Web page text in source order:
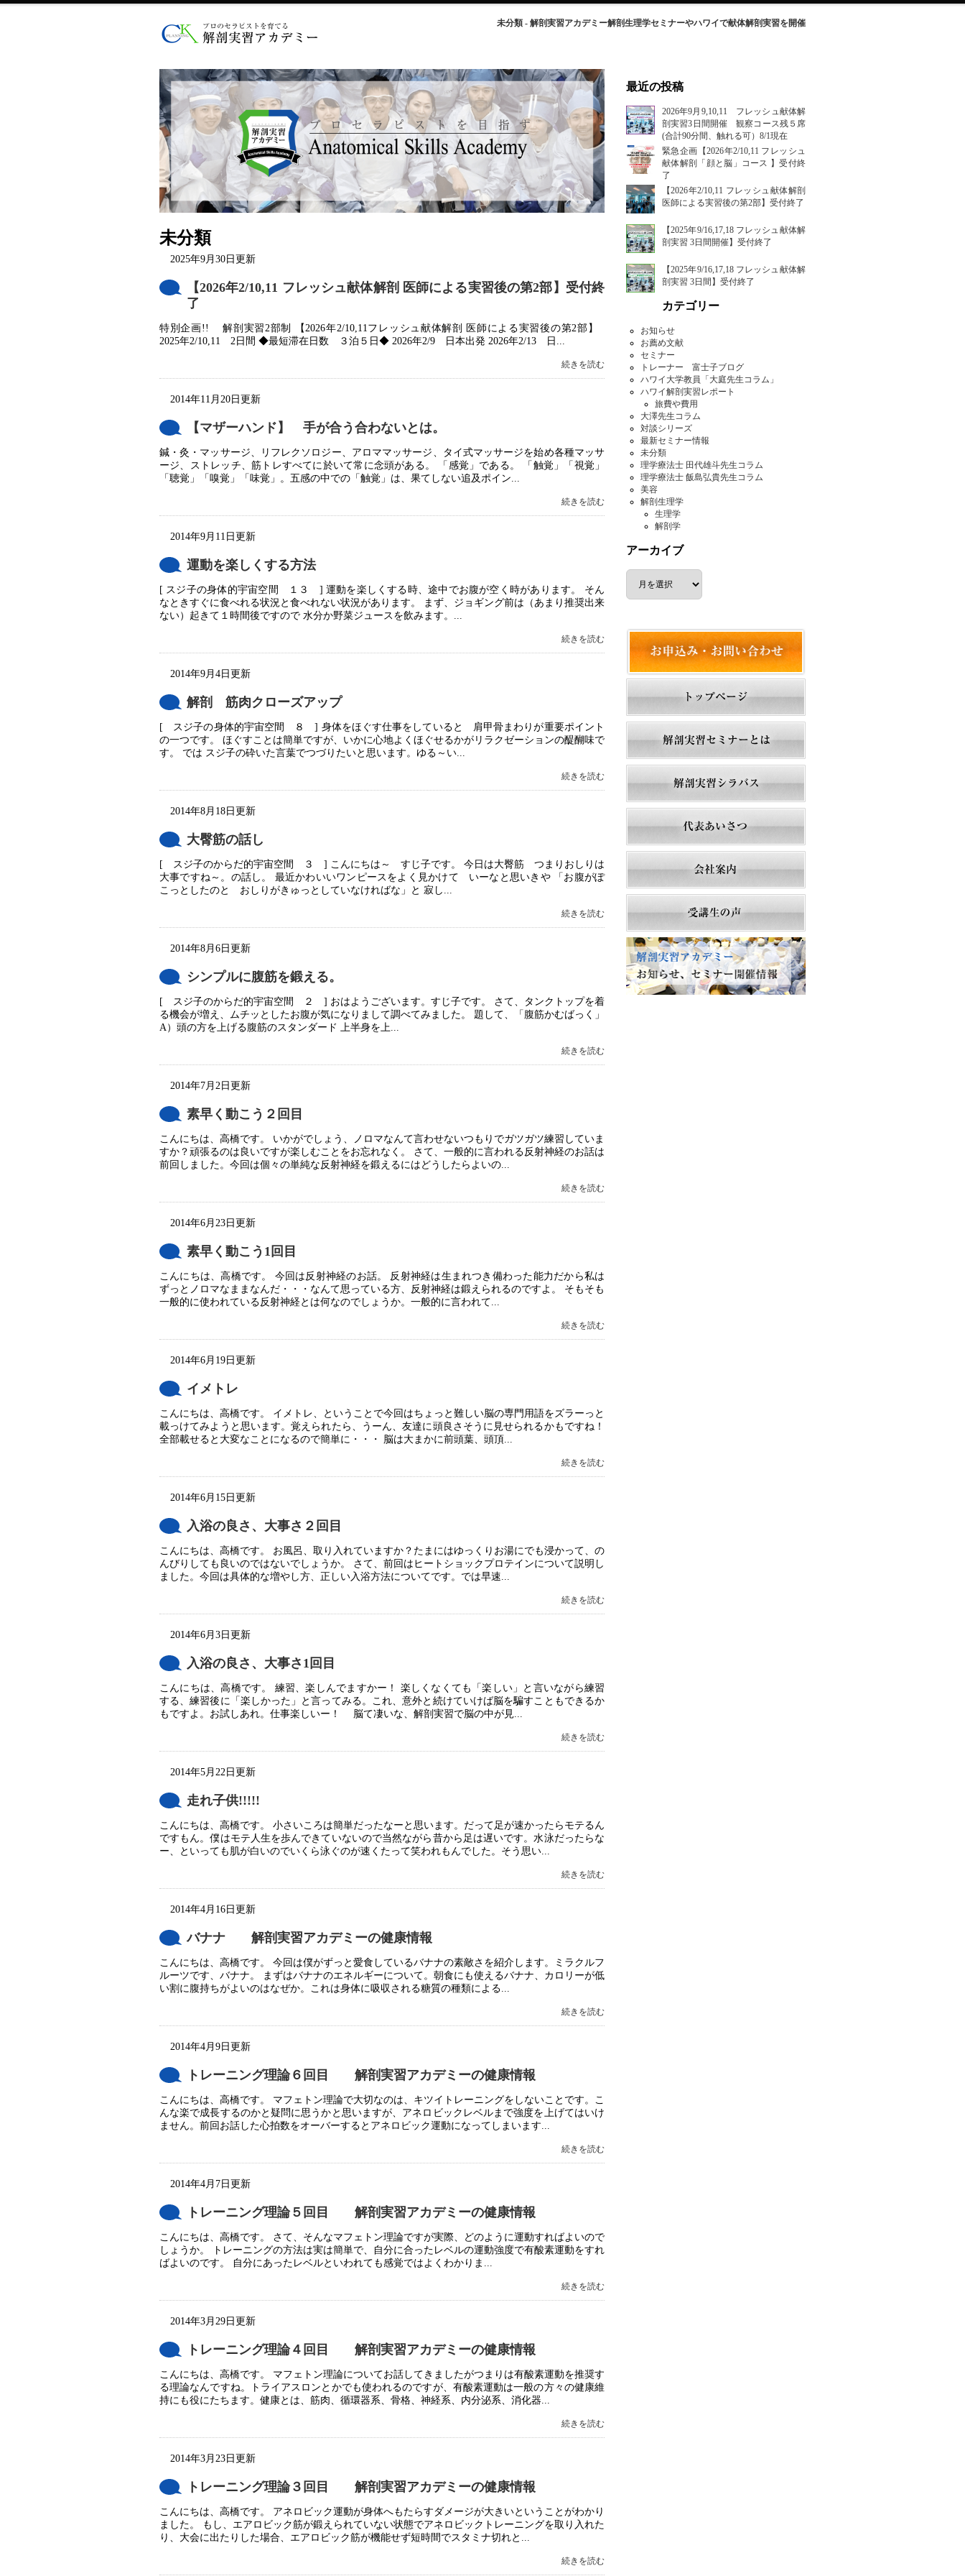
未分類 - 解剖実習アカデミー解剖生理学セミナーやハワイで献体解剖実習を開催
未分類
2025年9月30日更新
【2026年2/10,11 フレッシュ献体解剖 医師による実習後の第2部】受付終
了
特別企画!! 解剖実習2部制 【2026年2/10,11フレッシュ献体解剖 医師による実習後の第2部】
2025年2/10,11 2日間 ◆最短滞在日数 ３泊５日◆ 2026年2/9 日本出発 2026年2/13 日...
続きを読む
2014年11月20日更新
【マザーハンド】 手が合う合わないとは。
鍼・灸・マッサージ、リフレクソロジー、アロママッサージ、タイ式マッサージを始め各種マッサ
ージ、ストレッチ、筋トレすべてに於いて常に念頭がある。 「感覚」である。 「触覚」「視覚」
「聴覚」「嗅覚」「味覚」。五感の中での「触覚」は、果てしない追及ポイン...
続きを読む
2014年9月11日更新
運動を楽しくする方法
[ スジ子の身体的宇宙空間 １３ ] 運動を楽しくする時、途中でお腹が空く時があります。 そん
なときすぐに食べれる状況と食べれない状況があります。 まず、ジョギング前は（あまり推奨出来
ない）起きて１時間後ですので 水分か野菜ジュースを飲みます。...
続きを読む
2014年9月4日更新
解剖 筋肉クローズアップ
[ スジ子の身体的宇宙空間 ８ ] 身体をほぐす仕事をしていると 肩甲骨まわりが重要ポイント
の一つです。 ほぐすことは簡単ですが、いかに心地よくほぐせるかがリラクゼーションの醍醐味で
す。 では スジ子の砕いた言葉でつづりたいと思います。ゆる～い...
続きを読む
2014年8月18日更新
大臀筋の話し
[ スジ子のからだ的宇宙空間 ３ ] こんにちは～ すじ子です。 今日は大臀筋 つまりおしりは
大事ですね～。の話し。 最近かわいいワンピースをよく見かけて いーなと思いきや 「お腹がぽ
こっとしたのと おしりがきゅっとしていなければな」と 寂し...
続きを読む
2014年8月6日更新
シンプルに腹筋を鍛える。
[ スジ子のからだ的宇宙空間 ２ ] おはようございます。すじ子です。 さて、タンクトップを着
る機会が増え、ムチッとしたお腹が気になりまして調べてみました。 題して、「腹筋かむばっく」
A）頭の方を上げる腹筋のスタンダード 上半身を上...
続きを読む
2014年7月2日更新
素早く動こう２回目
こんにちは、高橋です。 いかがでしょう、ノロマなんて言わせないつもりでガツガツ練習していま
すか？頑張るのは良いですが楽しむことをお忘れなく。 さて、一般的に言われる反射神経のお話は
前回しました。今回は個々の単純な反射神経を鍛えるにはどうしたらよいの...
続きを読む
2014年6月23日更新
素早く動こう1回目
こんにちは、高橋です。 今回は反射神経のお話。 反射神経は生まれつき備わった能力だから私は
ずっとノロマなままなんだ・・・なんて思っている方、反射神経は鍛えられるのですよ。 そもそも
一般的に使われている反射神経とは何なのでしょうか。一般的に言われて...
続きを読む
2014年6月19日更新
イメトレ
こんにちは、高橋です。 イメトレ、ということで今回はちょっと難しい脳の専門用語をズラーっと
載っけてみようと思います。覚えられたら、うーん、友達に頭良さそうに見せられるかもですね！
全部載せると大変なことになるので簡単に・・・ 脳は大まかに前頭葉、頭頂...
続きを読む
2014年6月15日更新
入浴の良さ、大事さ２回目
こんにちは、高橋です。 お風呂、取り入れていますか？たまにはゆっくりお湯にでも浸かって、の
んびりしても良いのではないでしょうか。 さて、前回はヒートショックプロテインについて説明し
ました。今回は具体的な増やし方、正しい入浴方法についてです。では早速...
続きを読む
2014年6月3日更新
入浴の良さ、大事さ1回目
こんにちは、高橋です。 練習、楽しんでますかー！ 楽しくなくても「楽しい」と言いながら練習
する、練習後に「楽しかった」と言ってみる。これ、意外と続けていけば脳を騙すこともできるか
もですよ。お試しあれ。仕事楽しいー！ 脳て凄いな、解剖実習で脳の中が見...
続きを読む
2014年5月22日更新
走れ子供!!!!!
こんにちは、高橋です。 小さいころは簡単だったなーと思います。だって足が速かったらモテるん
ですもん。僕はモテ人生を歩んできていないので当然ながら昔から足は遅いです。水泳だったらな
ー、といっても肌が白いのでいくら泳ぐのが速くたって笑われもんでした。そう思い...
続きを読む
2014年4月16日更新
バナナ 解剖実習アカデミーの健康情報
こんにちは、高橋です。 今回は僕がずっと愛食しているバナナの素敵さを紹介します。ミラクルフ
ルーツです、バナナ。 まずはバナナのエネルギーについて。朝食にも使えるバナナ、カロリーが低
い割に腹持ちがよいのはなぜか。これは身体に吸収される糖質の種類による...
続きを読む
2014年4月9日更新
トレーニング理論６回目 解剖実習アカデミーの健康情報
こんにちは、高橋です。 マフェトン理論で大切なのは、キツイトレーニングをしないことです。こ
んな楽で成長するのかと疑問に思うかと思いますが、アネロビックレベルまで強度を上げてはいけ
ません。前回お話した心拍数をオーバーするとアネロビック運動になってしまいます...
続きを読む
2014年4月7日更新
トレーニング理論５回目 解剖実習アカデミーの健康情報
こんにちは、高橋です。 さて、そんなマフェトン理論ですが実際、どのように運動すればよいので
しょうか。 トレーニングの方法は実は簡単で、自分に合ったレベルの運動強度で有酸素運動をすれ
ばよいのです。 自分にあったレベルといわれても感覚ではよくわかりま...
続きを読む
2014年3月29日更新
トレーニング理論４回目 解剖実習アカデミーの健康情報
こんにちは、高橋です。 マフェトン理論についてお話してきましたがつまりは有酸素運動を推奨す
る理論なんですね。トライアスロンとかでも使われるのですが、有酸素運動は一般の方々の健康維
持にも役にたちます。健康とは、筋肉、循環器系、骨格、神経系、内分泌系、消化器...
続きを読む
2014年3月23日更新
トレーニング理論３回目 解剖実習アカデミーの健康情報
こんにちは、高橋です。 アネロビック運動が身体へもたらすダメージが大きいということがわかり
ました。 もし、エアロビック筋が鍛えられていない状態でアネロビックトレーニングを取り入れた
り、大会に出たりした場合、エアロビック筋が機能せず短時間でスタミナ切れと...
続きを読む
最近の投稿
2026年9月9,10,11 フレッシュ献体解
剖実習3日間開催 観察コース残５席
(合計90分間、触れる可）8/1現在
緊急企画【2026年2/10,11 フレッシュ
献体解剖「顔と脳」コース 】受付終
了
【2026年2/10,11 フレッシュ献体解剖
医師による実習後の第2部】受付終了
【2025年9/16,17,18 フレッシュ献体解
剖実習 3日間開催】受付終了
【2025年9/16,17,18 フレッシュ献体解
剖実習 3日間】受付終了
カテゴリー
お知らせ
お薦め文献
セミナー
トレーナー 富士子ブログ
ハワイ大学教員「大庭先生コラム」
ハワイ解剖実習レポート
旅費や費用
大澤先生コラム
対談シリーズ
最新セミナー情報
未分類
理学療法士 田代雄斗先生コラム
理学療法士 飯島弘貴先生コラム
美容
解剖生理学
生理学
解剖学
アーカイブ
ア
カ